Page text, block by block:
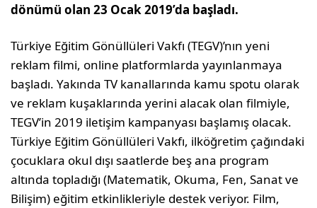
dönümü olan 23 Ocak 2019’da başladı.
Türkiye Eğitim Gönüllüleri Vakfı (TEGV)’nın yeni
reklam filmi, online platformlarda yayınlanmaya
başladı. Yakında TV kanallarında kamu spotu olarak
ve reklam kuşaklarında yerini alacak olan filmiyle,
TEGV’in 2019 iletişim kampanyası başlamış olacak.
Türkiye Eğitim Gönüllüleri Vakfı, ilköğretim çağındaki
çocuklara okul dışı saatlerde beş ana program
altında topladığı (Matematik, Okuma, Fen, Sanat ve
Bilişim) eğitim etkinlikleriyle destek veriyor. Film,